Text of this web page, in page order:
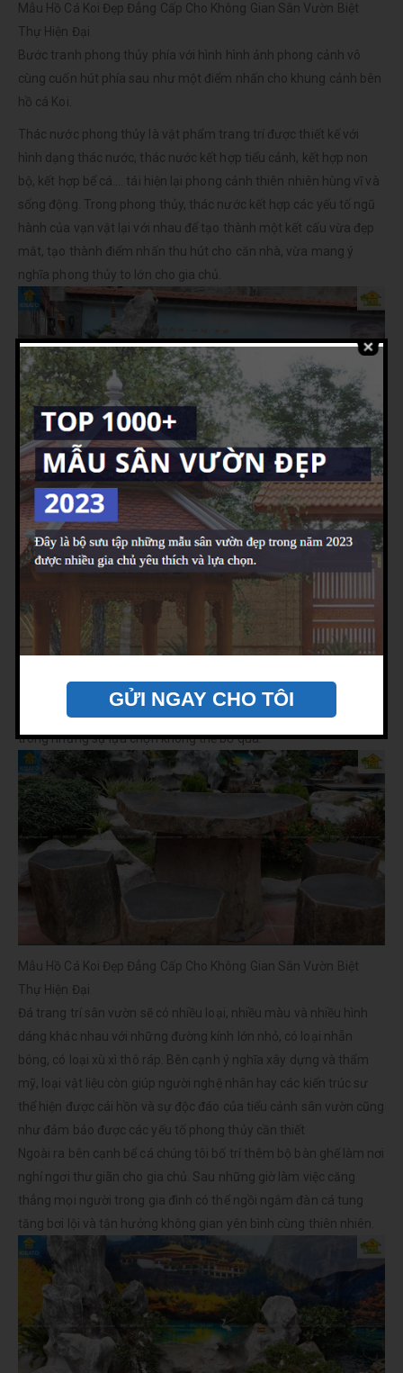
Mẫu Hồ Cá Koi Đẹp Đẳng Cấp Cho Không Gian Sân Vườn Biệt
Thự Hiện Đại
Bước tranh phong thủy phía với hình hình ảnh phong cảnh vô
cùng cuốn hút phía sau như một điểm nhấn cho khung cảnh bên
hồ cá Koi.
Thác nước phong thủy là vật phẩm trang trí được thiết kế với
hình dạng thác nước, thác nước kết hợp tiểu cảnh, kết hợp non
bộ, kết hợp bể cá…. tái hiện lại phong cảnh thiên nhiên hùng vĩ và
sống động. Trong phong thủy, thác nước kết hợp các yếu tố ngũ
hành của vạn vật lại với nhau để tạo thành một kết cấu vừa đẹp
mắt, tạo thành điểm nhấn thu hút cho căn nhà, vừa mang ý
nghĩa phong thủy to lớn cho gia chủ.
Mẫu Hồ Cá Koi Đẹp Đẳng Cấp Cho Không Gian Sân Vườn Biệt
Thự Hiện Đại
Những loại non bộ với thiết kế có khe, rãnh, kẽ gân sẽ thích hợp
sử dụng loại đá vôi, nó sẽ tạo nên được những mạch nước khá tự
nhiên khi thiết kế. Đá cổ thạch giống như tên gọi của nó đây là
loại đá đã tồn tại hằng trăm năm có hình dạng như nham thạch
với các đường vân đá rất đẹp mắt. Bề mặt có phần gồ ghề và vô
là giá trị riêng biệt của loại đá này. Nếu bạn đang có dự tính xây
dựng sân vườn, thác nước, hay hòn non bộ thì đá cổ thạch là một
trong những sự lựa chọn không thể bỏ qua.
Mẫu Hồ Cá Koi Đẹp Đẳng Cấp Cho Không Gian Sân Vườn Biệt
Thự Hiện Đại
Đá trang trí sân vườn sẽ có nhiều loại, nhiều màu và nhiều hình
dáng khác nhau với những đường kính lớn nhỏ, có loại nhẵn
bóng, có loại xù xì thô ráp. Bên cạnh ý nghĩa xây dựng và thẩm
mỹ, loại vật liệu còn giúp người nghệ nhân hay các kiến trúc sư
thể hiện được cái hồn và sự độc đáo của tiểu cảnh sân vườn cũng
như đảm bảo được các yếu tố phong thủy cần thiết
Ngoài ra bên cạnh bể cá chúng tôi bố trí thêm bộ bàn ghế làm nơi
nghỉ ngơi thư giãn cho gia chủ. Sau những giờ làm việc căng
thẳng mọi người trong gia đình có thể ngồi ngắm đàn cá tung
tăng bơi lội và tận hưởng không gian yên bình cùng thiên nhiên.
GỬI NGAY CHO TÔI